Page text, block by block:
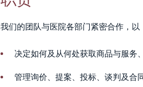
我们的团队与医院各部门紧密合作，以
决定如何及从何处获取商品与服务
管理询价、提案、投标、谈判及合